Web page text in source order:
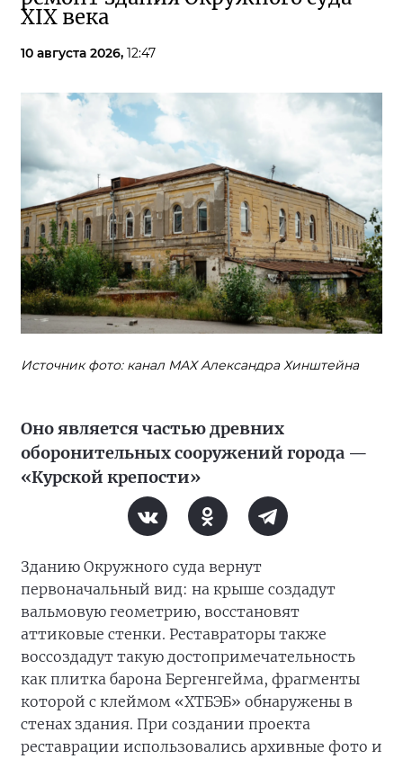
XIX века
10 августа 2026, 12:47
Источник фото: канал МАХ Александра Хинштейна
Оно является частью древних
оборонительных сооружений города —
«Курской крепости»
Зданию Окружного суда вернут
первоначальный вид: на крыше создадут
вальмовую геометрию, восстановят
аттиковые стенки. Реставраторы также
воссоздадут такую достопримечательность
как плитка барона Бергенгейма, фрагменты
которой с клеймом «ХТБЭБ» обнаружены в
стенах здания. При создании проекта
реставрации использовались архивные фото и